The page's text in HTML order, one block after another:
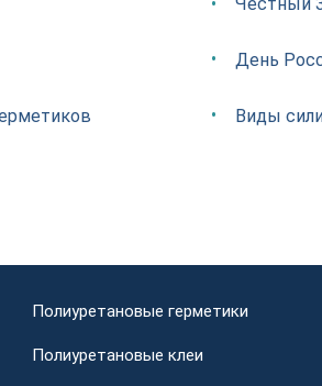
Честный
День
Виды
Полиуретановые герметики
Полиуретановые клеи